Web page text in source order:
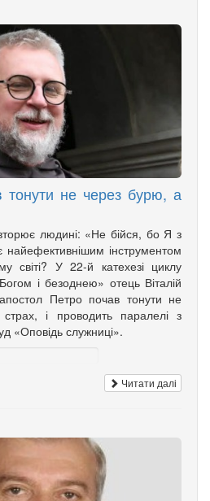
не через бурю, а
людині: «Не бійся, бо Я з
найефективнішим інструментом
світі? У 22-й катехезі циклу
і безоднею» отець Віталій
Петро почав тонути не
і проводить паралелі з
«Оповідь служниці».
Читати далі